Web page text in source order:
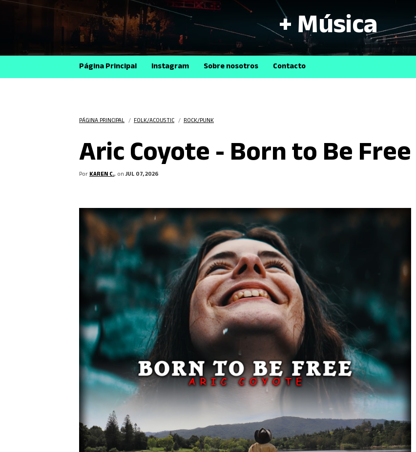
+ Música
Página Principal Instagram Sobre nosotros Contacto
PÁGINA PRINCIPAL / FOLK/ACOUSTIC / ROCK/PUNK
Aric Coyote - Born to Be Free
PorKAREN C., onJUL 07, 2026